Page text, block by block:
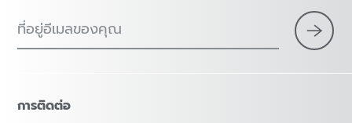
ที่อยู่อีเมลของคุณ
การติดต่อ